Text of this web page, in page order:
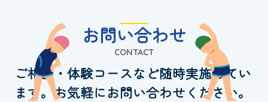
お問い合わせ
CONTACT
ご相談・体験コースなど随時実施してい
ます。お気軽にお問い合わせください。